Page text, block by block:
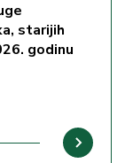
starijih
godinu